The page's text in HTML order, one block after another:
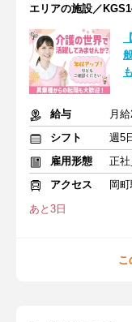
エリアの施設／
給与
月
シフト
週5
雇用形態
正社
アクセス
岡
あと3日
こ